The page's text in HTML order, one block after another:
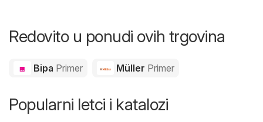
Redovito u ponudi ovih trgovina
Bipa Primer Müller Primer
Popularni letci i katalozi